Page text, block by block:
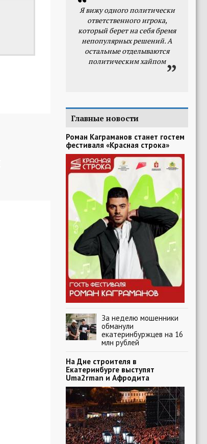
Я вижу одного политически
ответственного игрока,
который берет на себя бремя
непопулярных решений. А
остальные отделываются
политическим хайпом
Главные новости
Роман Каграманов станет гостем
фестиваля «Красная строка»
За неделю мошенники
обманули
екатеринбуржцев на 16
млн рублей
На Дне строителя в
Екатеринбурге выступят
Uma2rman и Афродита